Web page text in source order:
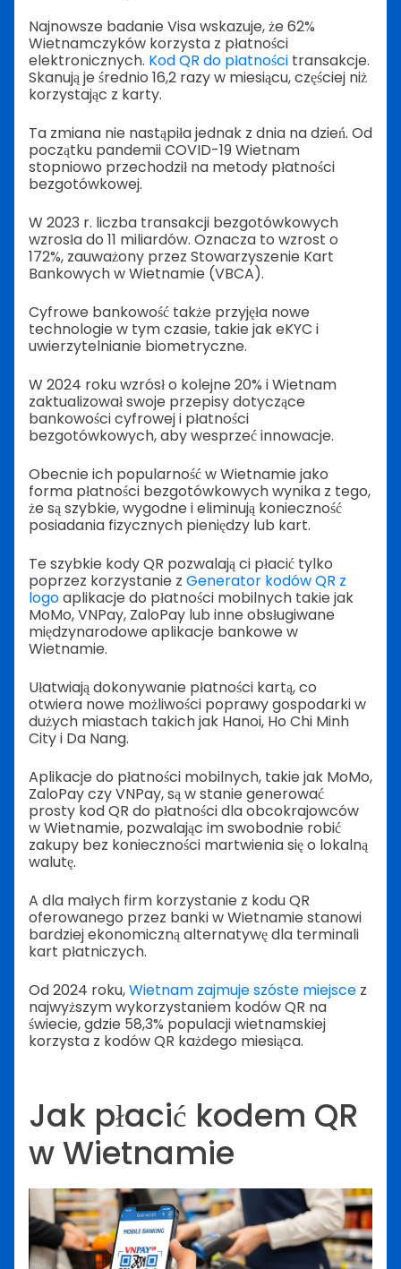
Najnowsze badanie Visa wskazuje, że 62%
Wietnamczyków korzysta z płatności
elektronicznych. Kod QR do płatności transakcje.
Skanują je średnio 16,2 razy w miesiącu, częściej niż
korzystając z karty.
Ta zmiana nie nastąpiła jednak z dnia na dzień. Od
początku pandemii COVID-19 Wietnam
stopniowo przechodził na metody płatności
bezgotówkowej.
W 2023 r. liczba transakcji bezgotówkowych
wzrosła do 11 miliardów. Oznacza to wzrost o
172%, zauważony przez Stowarzyszenie Kart
Bankowych w Wietnamie (VBCA).
Cyfrowe bankowość także przyjęła nowe
technologie w tym czasie, takie jak eKYC i
uwierzytelnianie biometryczne.
W 2024 roku wzrósł o kolejne 20% i Wietnam
zaktualizował swoje przepisy dotyczące
bankowości cyfrowej i płatności
bezgotówkowych, aby wesprzeć innowacje.
Obecnie ich popularność w Wietnamie jako
forma płatności bezgotówkowych wynika z tego,
że są szybkie, wygodne i eliminują konieczność
posiadania fizycznych pieniędzy lub kart.
Te szybkie kody QR pozwalają ci płacić tylko
poprzez korzystanie z Generator kodów QR z
logoaplikacje do płatności mobilnych takie jak
MoMo, VNPay, ZaloPay lub inne obsługiwane
międzynarodowe aplikacje bankowe w
Wietnamie.
Ułatwiają dokonywanie płatności kartą, co
otwiera nowe możliwości poprawy gospodarki w
dużych miastach takich jak Hanoi, Ho Chi Minh
City i Da Nang.
Aplikacje do płatności mobilnych, takie jak MoMo,
ZaloPay czy VNPay, są w stanie generować
prosty kod QR do płatności dla obcokrajowców
w Wietnamie, pozwalając im swobodnie robić
zakupy bez konieczności martwienia się o lokalną
walutę.
A dla małych firm korzystanie z kodu QR
oferowanego przez banki w Wietnamie stanowi
bardziej ekonomiczną alternatywę dla terminali
kart płatniczych.
Od 2024 roku,Wietnam zajmuje szóste miejsce z
najwyższym wykorzystaniem kodów QR na
świecie, gdzie 58,3% populacji wietnamskiej
korzysta z kodów QR każdego miesiąca.
Jak płacić kodem QR
w Wietnamie